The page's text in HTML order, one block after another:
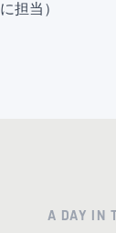
担当）
A DAY IN